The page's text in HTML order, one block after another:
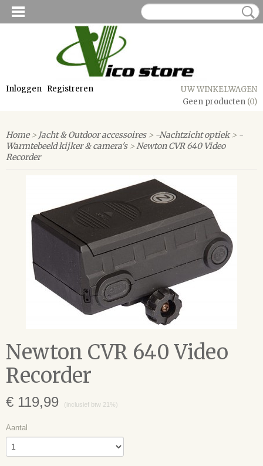
Inloggen Registreren
UW WINKELWAGEN
Geen producten (0)
Home> Jacht & Outdoor accessoires> -Nachtzicht optiek> -
Warmtebeeld kijker & camera's>Newton CVR 640 Video
Recorder
Newton CVR 640 Video
Recorder
€ 119,99 (inclusief btw 21%)
Aantal